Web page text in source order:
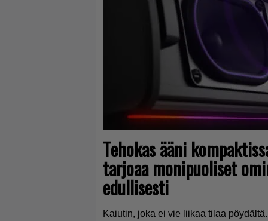
Tehokas ääni
tarjoaa monipuoliset
edullisesti
Kaiutin, joka ei vie liikaa tilaa pöydältä.